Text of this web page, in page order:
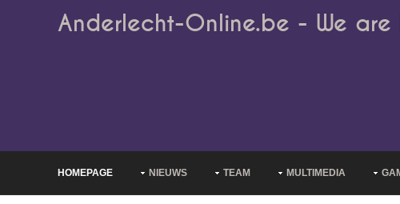
Anderlecht-Online.be - We are
HOMEPAGE NIEUWS TEAM MULTIMEDIA